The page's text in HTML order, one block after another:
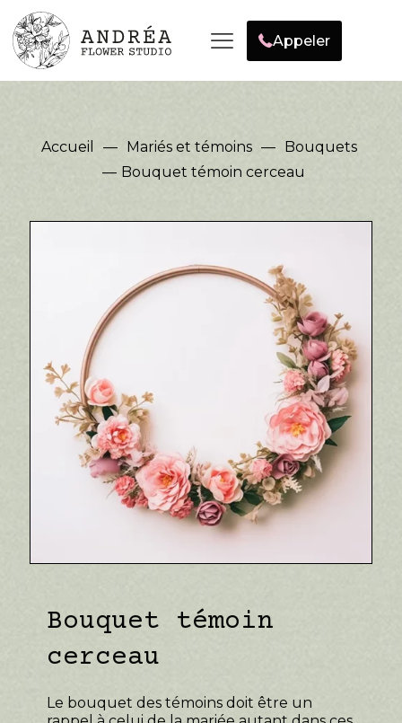
Appeler
Accueil — Mariés et témoins —
Bouquets
— Bouquet témoin cerceau
Bouquet témoin
cerceau
Le bouquet des témoins doit être un